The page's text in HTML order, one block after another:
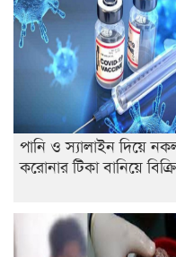
পানি ও স্যালাইন দিয়ে
করোনার টিকা বানিয়ে বিক্রি